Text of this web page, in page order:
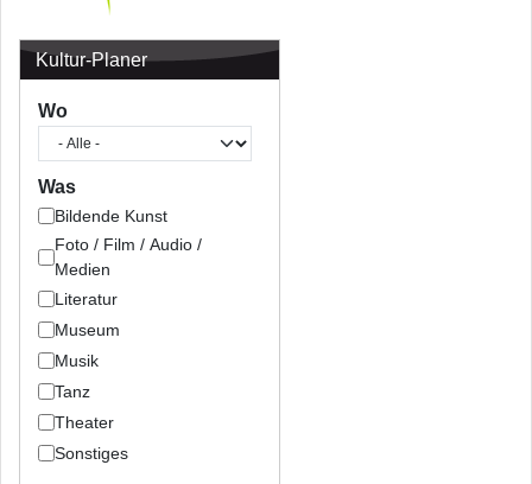
Kultur-Planer
Wo
Was
Bildende Kunst
Foto / Film / Audio /
Medien
Literatur
Museum
Musik
Tanz
Theater
Sonstiges